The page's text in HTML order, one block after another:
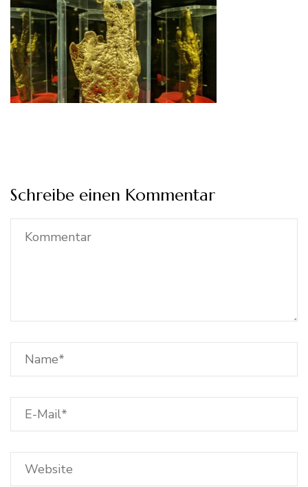
Schreibe einen Kommentar